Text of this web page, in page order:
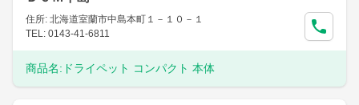
住所: 北海道室蘭市中島本町１－１０－１
TEL: 0143-41-6811
商品名: ドライペット コンパクト 本体